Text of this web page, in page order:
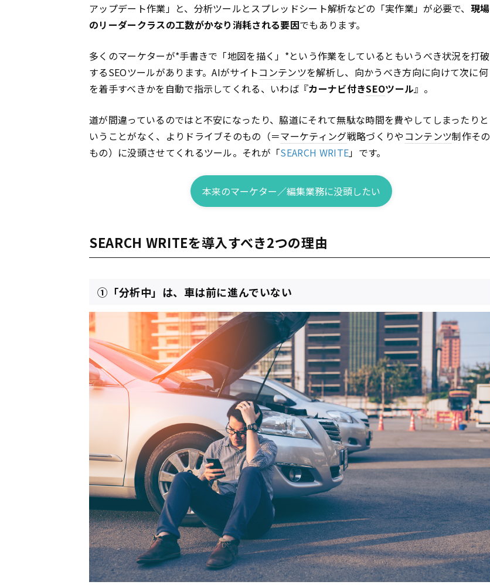
アップデート作業」と、分析ツールとスプレッドシート解析などの「実作業」が必要で、 現場
のリーダークラスの工数がかなり消耗される要因でもあります。
多くのマーケターが*手書きで「地図を描く」*という作業をしているともいうべき状況を打破
するSEOツールがあります。AIがサイトコンテンツを解析し、向かうべき方向に向けて次に何
を着手すべきかを自動で指示してくれる、いわば『カーナビ付きSEOツール』。
道が間違っているのではと不安になったり、脇道にそれて無駄な時間を費やしてしまったりと
いうことがなく、よりドライブそのもの（＝マーケティング戦略づくりやコンテンツ制作その
もの）に没頭させてくれるツール。それが「SEARCH WRITE」です。
本来のマーケター／編集業務に没頭したい
SEARCH WRITEを導入すべき2つの理由
①「分析中」は、車は前に進んでいない